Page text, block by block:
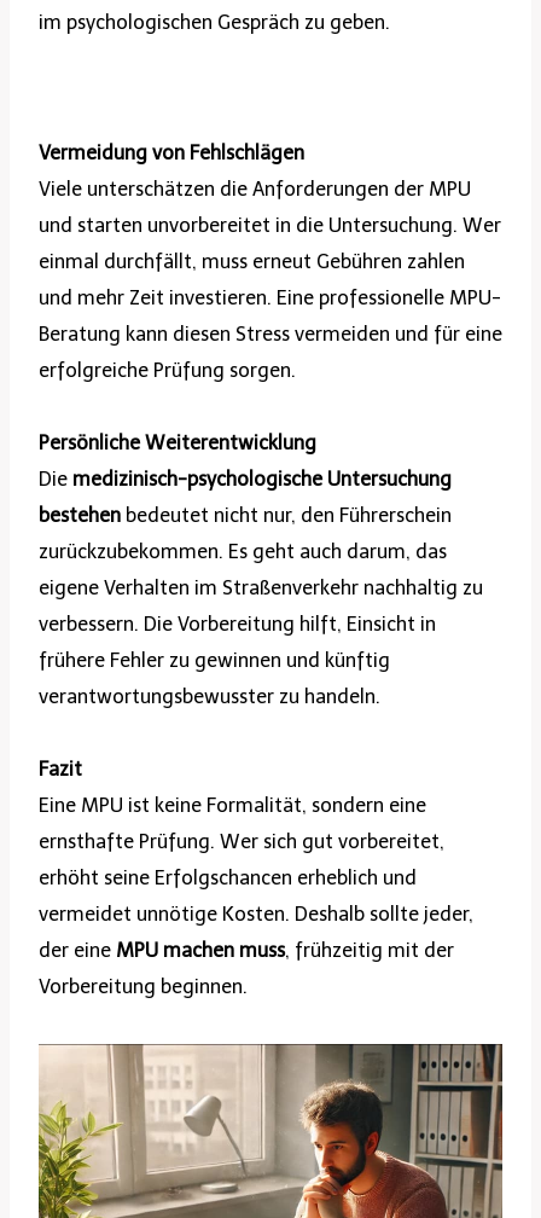
im psychologischen Gespräch zu geben.
Vermeidung von Fehlschlägen
Viele unterschätzen die Anforderungen der MPU
und starten unvorbereitet in die Untersuchung. Wer
einmal durchfällt, muss erneut Gebühren zahlen
und mehr Zeit investieren. Eine professionelle MPU-
Beratung kann diesen Stress vermeiden und für eine
erfolgreiche Prüfung sorgen.
Persönliche Weiterentwicklung
Die medizinisch-psychologische Untersuchung
bestehen bedeutet nicht nur, den Führerschein
zurückzubekommen. Es geht auch darum, das
eigene Verhalten im Straßenverkehr nachhaltig zu
verbessern. Die Vorbereitung hilft, Einsicht in
frühere Fehler zu gewinnen und künftig
verantwortungsbewusster zu handeln.
Fazit
Eine MPU ist keine Formalität, sondern eine
ernsthafte Prüfung. Wer sich gut vorbereitet,
erhöht seine Erfolgschancen erheblich und
vermeidet unnötige Kosten. Deshalb sollte jeder,
der eine MPU machen muss, frühzeitig mit der
Vorbereitung beginnen.